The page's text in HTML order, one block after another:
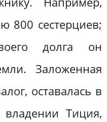
800 сестерциев;
долга он
Заложенная
оставалась в
владении Тиция,